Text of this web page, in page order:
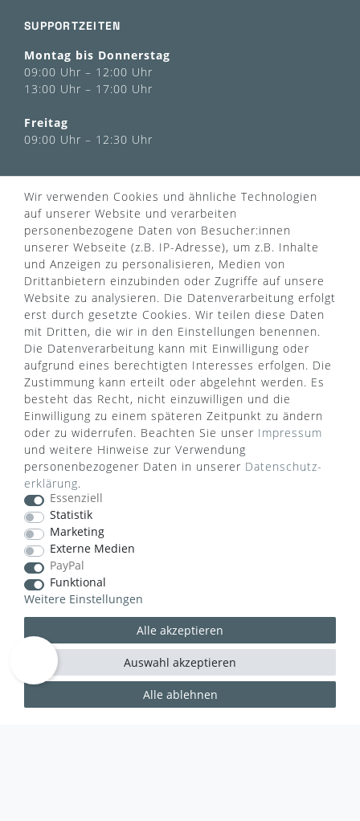
SUPPORTZEITEN
Montag bis Donnerstag
09:00 Uhr – 12:00 Uhr
13:00 Uhr – 17:00 Uhr
Freitag
09:00 Uhr – 12:30 Uhr
Über uns
Kontaktformular
FAQ
Türgriff Lexikon
Widerrufsrecht
Sitemap
AGB
Zahlung & Versand
Datenschutz
Impressum
Rücksendung
Markenwelt
Widerruf erklären
ZAHLUNGSARTEN
VERSANDART
Wir verwenden Cookies und ähnliche Technologien
auf unserer Website und verarbeiten
personenbezogene Daten von Besucher:innen
unserer Webseite (z.B. IP-Adresse), um z.B. Inhalte
und Anzeigen zu personalisieren, Medien von
Drittanbietern einzubinden oder Zugriffe auf unsere
Website zu analysieren. Die Datenverarbeitung erfolgt
erst durch gesetzte Cookies. Wir teilen diese Daten
mit Dritten, die wir in den Einstellungen benennen.
Die Datenverarbeitung kann mit Einwilligung oder
aufgrund eines berechtigten Interesses erfolgen. Die
Zustimmung kann erteilt oder abgelehnt werden. Es
besteht das Recht, nicht einzuwilligen und die
Einwilligung zu einem späteren Zeitpunkt zu ändern
oder zu widerrufen. Beachten Sie unser Impressum
und weitere Hinweise zur Verwendung
personenbezogener Daten in unserer Daten­schutz­
erklärung.
Essenziell
Statistik
Marketing
Externe Medien
PayPal
Funktional
Weitere Einstellungen
Alle akzeptieren
Alle ablehnen
Auswahl akzeptieren